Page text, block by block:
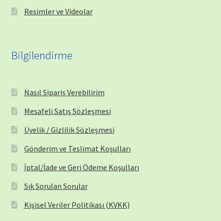
Resimler ve Videolar
Bilgilendirme
Nasıl Sipariş Verebilirim
Mesafeli Satış Sözleşmesi
Üyelik / Gizlilik Sözleşmesi
Gönderim ve Teslimat Koşulları
İptal/İade ve Geri Ödeme Koşulları
Sık Sorulan Sorular
Kişisel Veriler Politikası (KVKK)